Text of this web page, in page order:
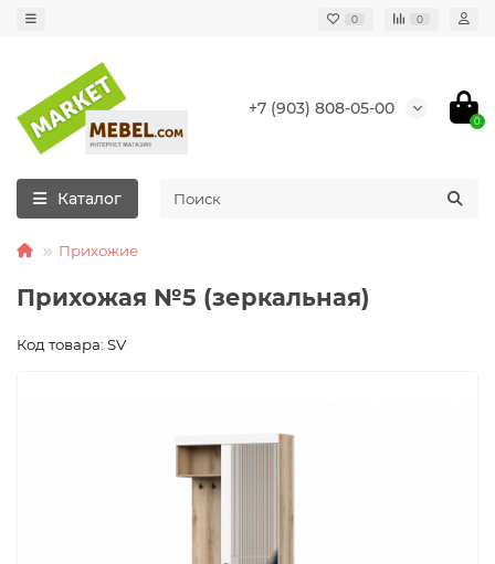
0 0
+7 (903) 808-05-00
0
Каталог
Прихожие
Прихожая №5 (зеркальная)
Код товара: SV